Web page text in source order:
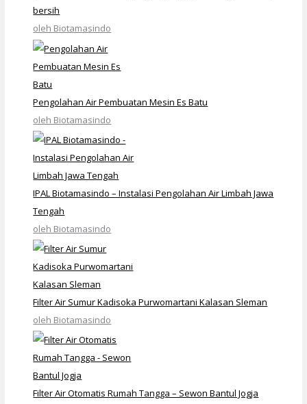
bersih
oleh Biotamasindo
Pengolahan Air Pembuatan Mesin Es Batu
oleh Biotamasindo
IPAL Biotamasindo – Instalasi Pengolahan Air Limbah Jawa
Tengah
oleh Biotamasindo
Filter Air Sumur Kadisoka Purwomartani Kalasan Sleman
oleh Biotamasindo
Filter Air Otomatis Rumah Tangga – Sewon Bantul Jogja